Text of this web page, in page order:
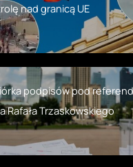
nad granicą UE
podpisów pod
Rafała Trzaskowskiego